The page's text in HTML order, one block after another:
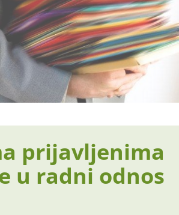
prijavljenima
u radni odnos